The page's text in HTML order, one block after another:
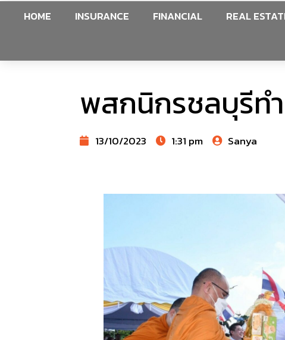
HOME INSURANCE FINANCIAL REAL
พสกนิกรชลบุรีท
13/10/2023 1:31 pm Sanya